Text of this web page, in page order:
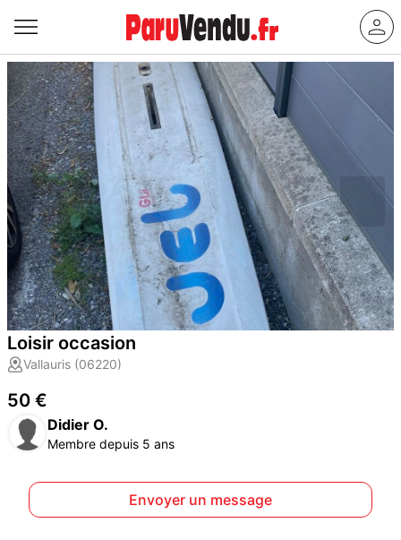
Loisir occasion
Vallauris (06220)
50 €
Didier O.
Membre depuis 5 ans
Envoyer un message